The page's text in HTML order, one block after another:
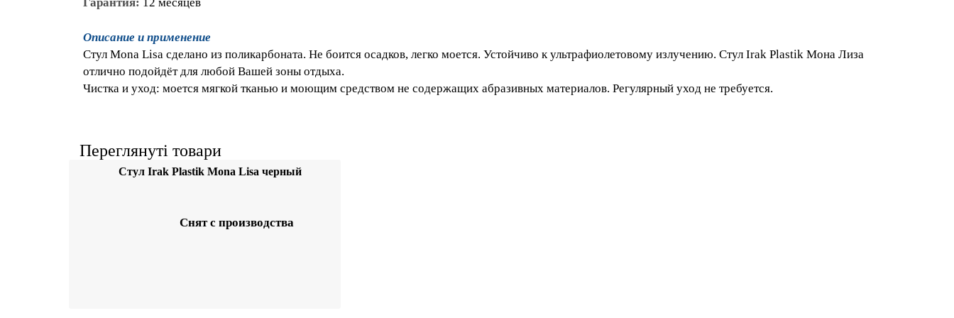
Описание и применение
Стул Mona Lisa сделано из поликарбоната. Не боится осадков, легко моется. Устойчиво к ультрафиолетовому излучению. Стул Irak Plastik
Мона Лиза отлично подойдёт для любой Вашей зоны отдыха.
Чистка и уход: моется мягкой тканью и моющим средством не содержащих абразивных материалов. Регулярный уход не требуется.
Переглянуті товари
Стул Irak Plastik Mona Lisa
черный